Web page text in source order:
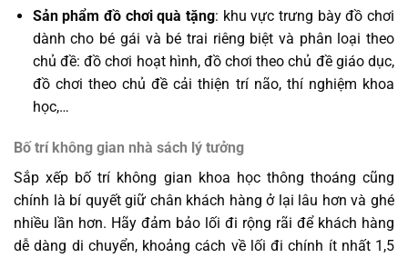
Sản phẩm đồ chơi quà tặng: khu vực trưng bày đồ chơi
dành cho bé gái và bé trai riêng biệt và phân loại theo
chủ đề: đồ chơi hoạt hình, đồ chơi theo chủ đề giáo dục,
đồ chơi theo chủ đề cải thiện trí não, thí nghiệm khoa
học,…
Bố trí không gian nhà sách lý tưởng
Sắp xếp bố trí không gian khoa học thông thoáng cũng
chính là bí quyết giữ chân khách hàng ở lại lâu hơn và ghé
nhiều lần hơn. Hãy đảm bảo lối đi rộng rãi để khách hàng
dễ dàng di chuyển, khoảng cách về lối đi chính ít nhất 1,5